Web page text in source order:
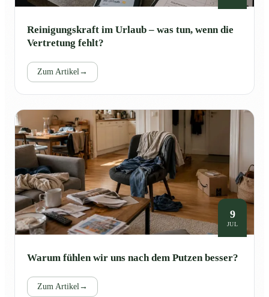
Reinigungskraft im Urlaub – was tun, wenn die
Vertretung fehlt?
Zum Artikel→
9
JUL
Warum fühlen wir uns nach dem Putzen besser?
Zum Artikel→